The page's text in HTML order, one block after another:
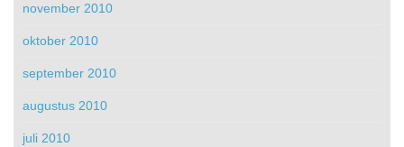
november 2010
oktober 2010
september 2010
augustus 2010
juli 2010